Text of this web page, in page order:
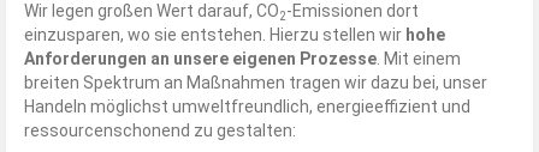
Wir legen großen Wert darauf, CO2-Emissionen dort
einzusparen, wo sie entstehen. Hierzu stellen wir hohe
Anforderungen an unsere eigenen Prozesse . Mit einem
breiten Spektrum an Maßnahmen tragen wir dazu bei, unser
Handeln möglichst umweltfreundlich, energieeffizient und
ressourcenschonend zu gestalten: